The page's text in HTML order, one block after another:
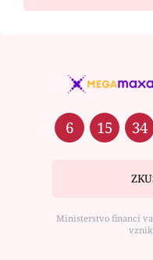
6 15 34
Ministerstvo financí